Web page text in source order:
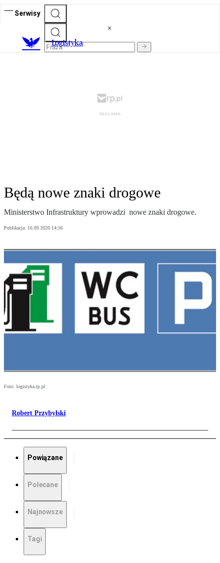
Serwisy
Logistyka
Będą nowe znaki drogowe
Ministerstwo Infrastruktury wprowadzi nowe znaki drogowe.
Publikacja: 16.09.2020 14:56
Foto: logistyka.rp.pl
Robert Przybylski
Powiązane
Polecane
Najnowsze
Tagi